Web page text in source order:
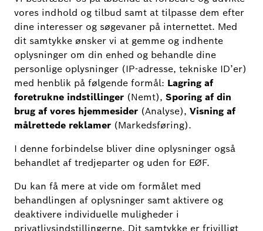
OPDATERING
Opdateringen til Bosch Smart Camera-appen
udgives snart....fra i dagDistribueret.
Versionen2.3.3Tilgængelig for alle kunder med det
samme.
Vi har foretaget følgende forbedringer: